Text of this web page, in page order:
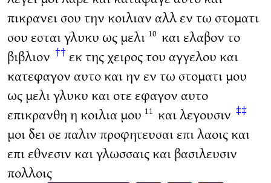
πικρανει σου την κοιλιαν αλλ εν τω στοματι
σου εσται γλυκυ ως μελι 10 και ελαβον το
βιβλιον ††εκ της χειρος του αγγελου και
κατεφαγον αυτο και ην εν τω στοματι μου
ως μελι γλυκυ και οτε εφαγον αυτο
επικρανθη η κοιλια μου 11 και λεγουσιν ‡‡
μοι δει σε παλιν προφητευσαι επι λαοις και
επι εθνεσιν και γλωσσαις και βασιλευσιν
πολλοις